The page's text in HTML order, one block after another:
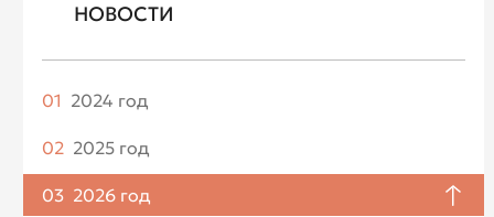
НОВОСТИ
01 2024 год
Апрель
Май
Июнь
02 2025 год
Январь
03 2026 год